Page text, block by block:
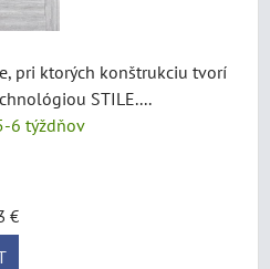
pri ktorých konštrukciu tvorí
STILE....
6 týždňov
€